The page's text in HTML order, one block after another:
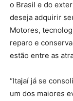
o Brasil e do
deseja adquirir
Motores,
reparo e
estão entre as
“Itajaí já se
um dos maiores